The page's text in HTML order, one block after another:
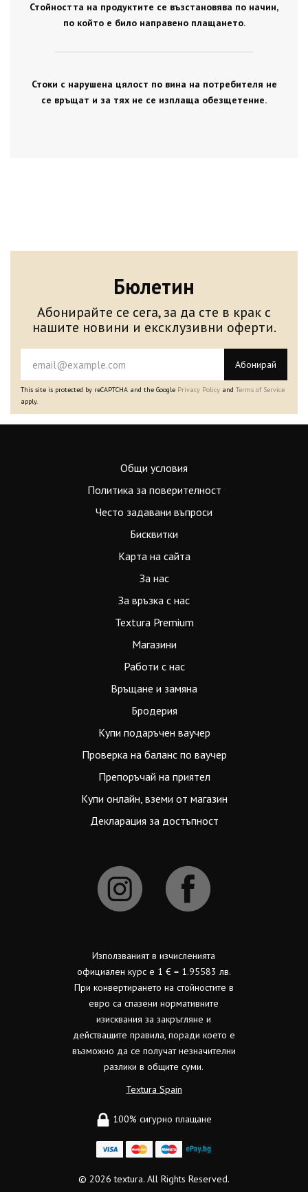
Стойността на продуктите се възстановява по начин,
по който е било направено плащането.
Стоки с нарушена цялост по вина на потребителя не
се връщат и за тях не се изплаща обезщетение.
Бюлетин
Абонирайте се сега, за да сте в крак с
нашите новини и ексклузивни оферти.
Абонирай
This site is protected by reCAPTCHA and the Google Privacy Policy and Terms of Service
apply.
Общи условия
Политика за поверителност
Често задавани въпроси
Бисквитки
Карта на сайта
За нас
За връзка с нас
Textura Premium
Магазини
Работи с нас
Връщане и замяна
Бродерия
Купи подаръчен ваучер
Проверка на баланс по ваучер
Препоръчай на приятел
Купи онлайн, вземи от магазин
Декларация за достъпност
Използваният в изчисленията
официален курс е 1 € = 1.95583 лв.
При конвертирането на стойностите в
евро са спазени нормативните
изисквания за закръгляне и
действащите правила, поради което е
възможно да се получат незначителни
разлики в общите суми.
Textura Spain
100% сигурно плащане
© 2026textura. All Rights Reserved.